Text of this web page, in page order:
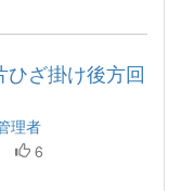
ひざ掛け後方回
理者
6